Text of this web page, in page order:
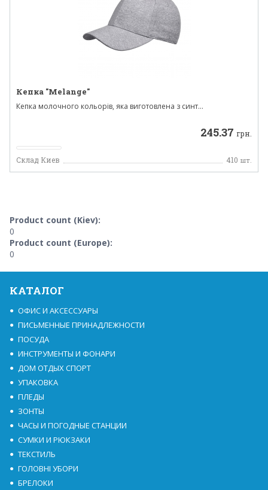
Кепка "Melange"
Кепка молочного кольорів, яка виготовлена ​​з синт...
245.37 грн.
Склад Киев 410 шт.
Product count (Kiev):
0
Product count (Europe):
0
КАТАЛОГ
ОФИС И АКСЕССУАРЫ
ПИСЬМЕННЫЕ ПРИНАДЛЕЖНОСТИ
ПОСУДА
ИНСТРУМЕНТЫ И ФОНАРИ
ДОМ ОТДЫХ СПОРТ
УПАКОВКА
ПЛЕДЫ
ЗОНТЫ
ЧАСЫ И ПОГОДНЫЕ СТАНЦИИ
СУМКИ И РЮКЗАКИ
ТЕКСТИЛЬ
ГОЛОВНІ УБОРИ
БРЕЛОКИ